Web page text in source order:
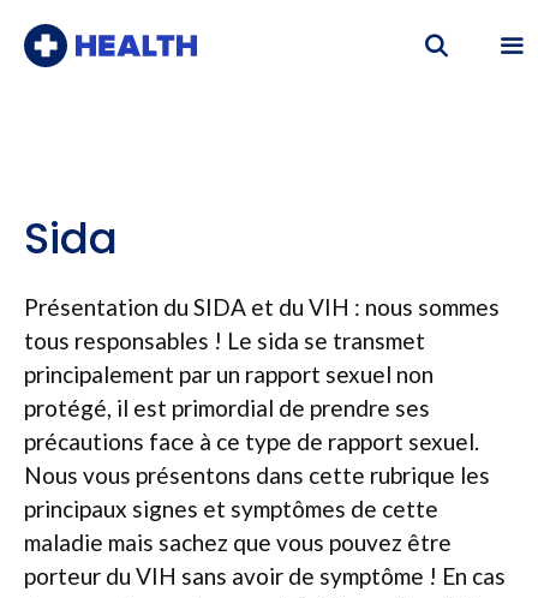
Sida
Présentation du SIDA et du VIH : nous sommes
tous responsables ! Le sida se transmet
principalement par un rapport sexuel non
protégé, il est primordial de prendre ses
précautions face à ce type de rapport sexuel.
Nous vous présentons dans cette rubrique les
principaux signes et symptômes de cette
maladie mais sachez que vous pouvez être
porteur du VIH sans avoir de symptôme ! En cas